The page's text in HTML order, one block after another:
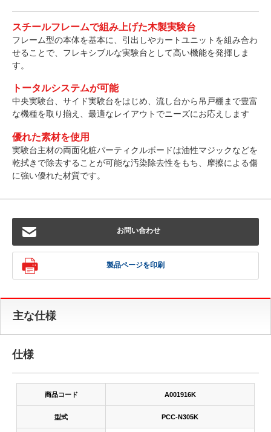
スチールフレームで組み上げた木製実験台
フレーム型の本体を基本に、引出しやカートユニットを組み合わ
せることで、フレキシブルな実験台として高い機能を発揮しま
す。
トータルシステムが可能
中央実験台、サイド実験台をはじめ、流し台から吊戸棚まで豊富
な機種を取り揃え、最適なレイアウトでニーズにお応えします
優れた素材を使用
実験台主材の両面化粧パーティクルボードは油性マジックなどを
乾拭きで除去することが可能な汚染除去性をもち、摩擦による傷
に強い優れた材質です。
お問い合わせ
製品ページを印刷
主な仕様
仕様
商品コード A001916K
型式 PCC-N305K